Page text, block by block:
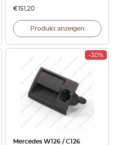
€151,20
Produkt anzeigen
-30%
Mercedes W126 / C126